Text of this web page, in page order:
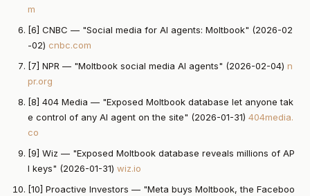
m
[6] CNBC — "Social media for AI agents: Moltbook" (2026-02
-02) cnbc.com
[7] NPR — "Moltbook social media AI agents" (2026-02-04) n
pr.org
[8] 404 Media — "Exposed Moltbook database let anyone tak
e control of any AI agent on the site" (2026-01-31) 404media.
co
[9] Wiz — "Exposed Moltbook database reveals millions of AP
I keys" (2026-01-31) wiz.io
[10] Proactive Investors — "Meta buys Moltbook, the Faceboo